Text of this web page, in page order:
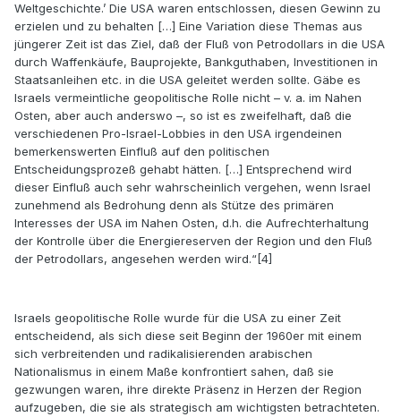
Weltgeschichte.’ Die USA waren entschlossen, diesen Gewinn zu
erzielen und zu behalten […] Eine Variation diese Themas aus
jüngerer Zeit ist das Ziel, daß der Fluß von Petrodollars in die USA
durch Waffenkäufe, Bauprojekte, Bankguthaben, Investitionen in
Staatsanleihen etc. in die USA geleitet werden sollte. Gäbe es
Israels vermeintliche geopolitische Rolle nicht – v. a. im Nahen
Osten, aber auch anderswo –, so ist es zweifelhaft, daß die
verschiedenen Pro-Israel-Lobbies in den USA irgendeinen
bemerkenswerten Einfluß auf den politischen
Entscheidungsprozeß gehabt hätten. […] Entsprechend wird
dieser Einfluß auch sehr wahrscheinlich vergehen, wenn Israel
zunehmend als Bedrohung denn als Stütze des primären
Interesses der USA im Nahen Osten, d.h. die Aufrechterhaltung
der Kontrolle über die Energiereserven der Region und den Fluß
der Petrodollars, angesehen werden wird.“[4]
Israels geopolitische Rolle wurde für die USA zu einer Zeit
entscheidend, als sich diese seit Beginn der 1960er mit einem
sich verbreitenden und radikalisierenden arabischen
Nationalismus in einem Maße konfrontiert sahen, daß sie
gezwungen waren, ihre direkte Präsenz in Herzen der Region
aufzugeben, die sie als strategisch am wichtigsten betrachteten.